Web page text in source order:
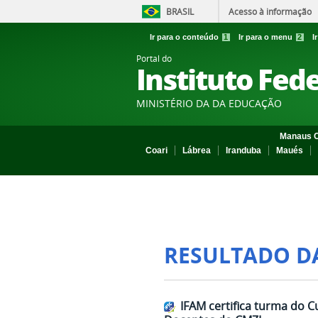
BRASIL Acesso à informação
Ir para o conteúdo 1 Ir para o menu 2
Portal do
Instituto
MINISTÉRIO DA DA EDUCAÇÃO
Manaus
Coari
Lábrea Iranduba Maués
RESULTADO
IFAM certifica turma do